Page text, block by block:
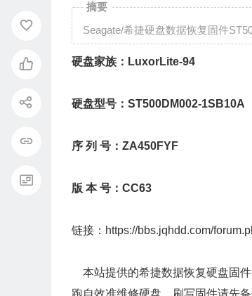
摘要
Seagate/希捷硬盘数据恢复固件
硬盘家族：LuxorLite-94
硬盘型号：ST500DM002-1SB10A
序 列 号：ZA450FYF
版 本 号：CC63
链接： https://bbs.jqhdd.com/
本站提供的希捷数据恢复硬盘固